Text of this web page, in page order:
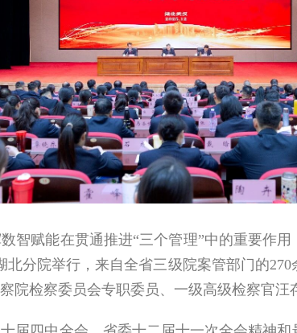
智赋能在贯通推进“三个管理”中的重要作用
北分院举行，来自全省三级院案管部门的270
院检察委员会专职委员、一级高级检察官汪